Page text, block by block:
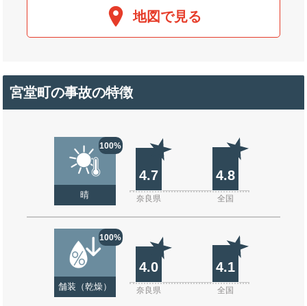
地図で見る
宮堂町の事故の特徴
100%
晴
4.7 4.8
奈良県 全国
100%
舗装（乾燥）
4.0 4.1
奈良県 全国